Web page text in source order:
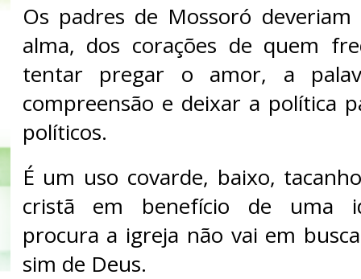
Os padres de Mossoró
alma, dos corações de quem
tentar pregar o amor, a
compreensão e deixar a política
políticos.
É um uso covarde, baixo,
cristã em benefício de uma
procura a igreja não vai em
sim de Deus.